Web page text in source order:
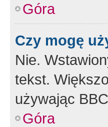
Góra
Czy mogę
Nie.
tekst.
używając
Góra